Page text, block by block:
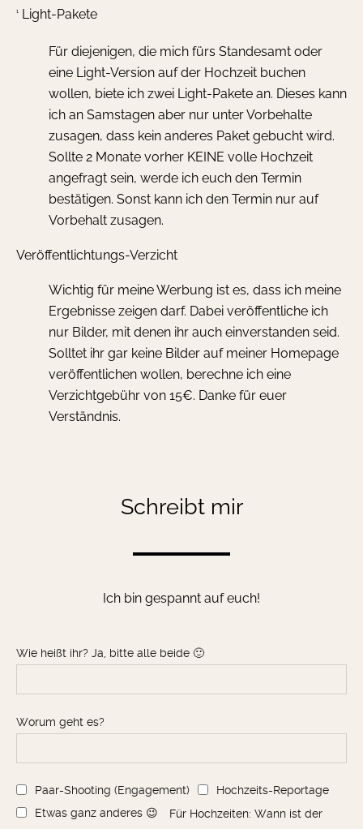
1 Light-Pakete
Für diejenigen, die mich fürs Standesamt oder
eine Light-Version auf der Hochzeit buchen
wollen, biete ich zwei Light-Pakete an. Dieses kann
ich an Samstagen aber nur unter Vorbehalte
zusagen, dass kein anderes Paket gebucht wird.
Sollte 2 Monate vorher KEINE volle Hochzeit
angefragt sein, werde ich euch den Termin
bestätigen. Sonst kann ich den Termin nur auf
Vorbehalt zusagen.
Veröffentlichtungs-Verzicht
Wichtig für meine Werbung ist es, dass ich meine
Ergebnisse zeigen darf. Dabei veröffentliche ich
nur Bilder, mit denen ihr auch einverstanden seid.
Solltet ihr gar keine Bilder auf meiner Homepage
veröffentlichen wollen, berechne ich eine
Verzichtgebühr von 15€. Danke für euer
Verständnis.
Schreibt mir
Ich bin gespannt auf euch!
Wie heißt ihr? Ja, bitte alle beide 🙂
Worum geht es?
Paar-Shooting (Engagement)
Hochzeits-Reportage
Etwas ganz anderes 😉
Für Hochzeiten: Wann ist der